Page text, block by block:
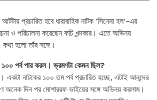
প্রচারিত হবে ধারাবাহিক নাটক ‘সিনেমা হল’–এর
ও পরিচালনা করেছেন কচি খন্দকার। এতে অভিনয়
কথা হলো তাঁর সঙ্গে।
১০০ পর্ব পার করল। ভ্রমণটা কেমন ছিল?
একটা নাটকের ১০০ তম পর্ব প্রচারিত হচ্ছে, এটাই আনন্দের
অনেক দিন পর মোশাররফ ভাইয়ের সঙ্গে অভিনয় করলাম।